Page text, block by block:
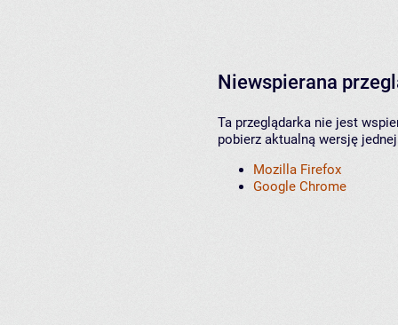
Niewspierana
Ta przeglądarka nie jest
pobierz aktualną wersję
Mozilla Firefox
Google Chrome